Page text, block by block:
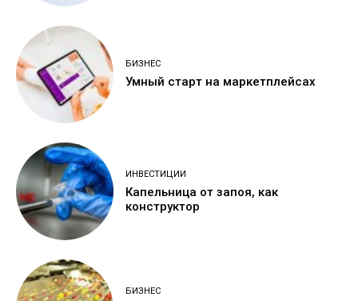
БИЗНЕС
Умный старт на маркетплейсах
ИНВЕСТИЦИИ
Капельница от запоя, как
конструктор
БИЗНЕС